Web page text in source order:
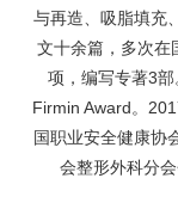
与再造、吸脂填充
文十余篇，多次在
项，编写专著3
Firmin Award。
国职业安全健康协
会整形外科分